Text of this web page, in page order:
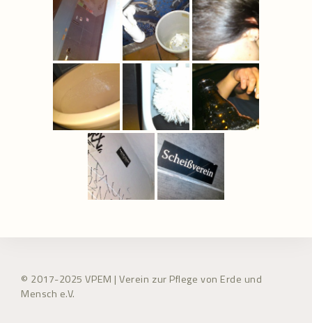
© 2017-2025 VPEM | Verein zur Pflege von Erde und
Mensch e.V.